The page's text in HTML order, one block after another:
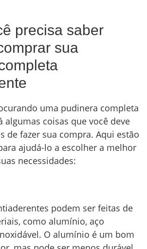
precisa saber
sua
uma pudinera completa
algumas coisas que você deve
de fazer sua compra. Aqui estão
ajudá-lo a escolher a melhor
necessidades:
podem ser feitas de
como alumínio, aço
O alumínio é um bom